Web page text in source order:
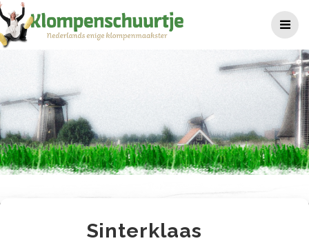
naar
de
Sinterklaas
Sinterklaas